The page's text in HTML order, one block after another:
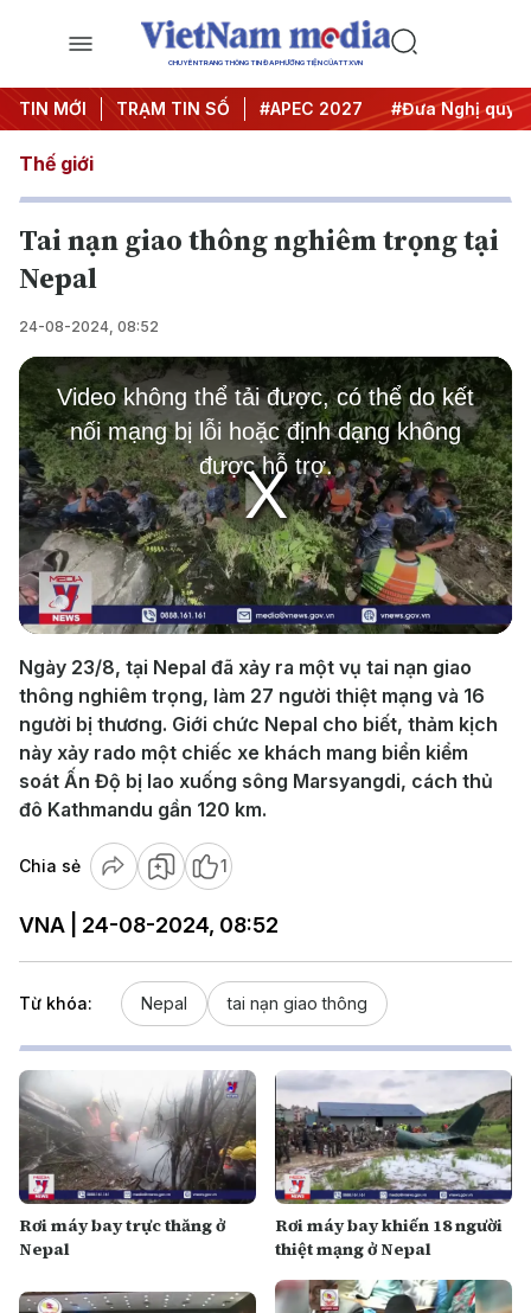
CHUYÊN TRANG THÔNG TIN ĐA PHƯƠNG TIỆN CỦA TTXVN
TIN MỚI TRẠM TIN SỐ
#Hội nghị Trung ương 3 #APEC 2027 #Đưa Nghị quyết
Thế giới
Tai nạn giao thông nghiêm trọng tại
Nepal
24-08-2024, 08:52
Play
Video
This
is
a
modal
window.
Video không thể tải được, có thể do kết
nối mạng bị lỗi hoặc định dạng không
được hỗ trợ.
Ngày 23/8, tại Nepal đã xảy ra một vụ tai nạn giao
thông nghiêm trọng, làm 27 người thiệt mạng và 16
người bị thương. Giới chức Nepal cho biết, thảm kịch
này xảy rado một chiếc xe khách mang biển kiểm
soát Ấn Độ bị lao xuống sông Marsyangdi, cách thủ
đô Kathmandu gần 120 km.
Chia sẻ 1
VNA | 24-08-2024, 08:52
Từ khóa: Nepal tai nạn giao thông
Rơi máy bay trực thăng ở
Nepal
Rơi máy bay khiến 18 người
thiệt mạng ở Nepal